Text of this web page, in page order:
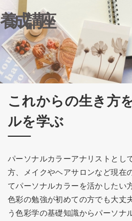
養成講座
これからの生き方
ルを学ぶ
パーソナルカラーアナリストとし
方、メイクやヘアサロンなど現在
てパーソナルカラーを活かしたい
色彩の勉強が初めての方でも大丈
う色彩学の基礎知識からパーソナ